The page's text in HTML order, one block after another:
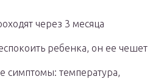
через 3 месяца
ребенка, он ее чешет
симптомы: температура,